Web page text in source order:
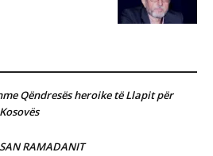
Qëndresës heroike të Llapit për
RAMADANIT